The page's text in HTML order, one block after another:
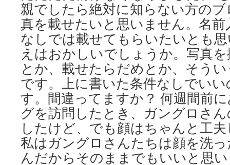
親でしたら絶対に知らない方の
真を載せたいと思いません。名
なしでは載せてもらいたいとも
えはおかしいでしょうか。写真
とか、載せたらだめとか、そう
です。上に書いた条件なしでい
す。間違ってますか？ 何週間前
グを訪問したとき、ガングロさ
したけど、でも顔はちゃんと工
私はガングロさんたちは顔を洗
んだからそのままでもいいと思